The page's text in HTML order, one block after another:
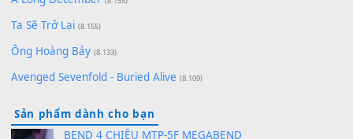
Orange Days - FT Island
Hãy nói với em - Mỹ Tâm - Bằng Kiều
Tiếng Đàn Hàm Oan (8.194)